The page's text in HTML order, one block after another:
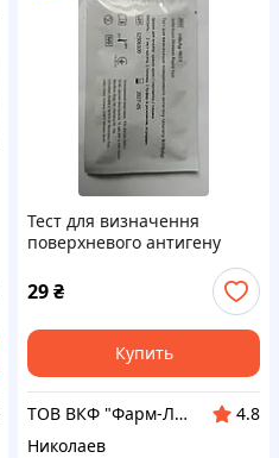
Тест для визначення
поверхневого антигену
29₴
Купить
ТОВ ВКФ "Фарм-Лайн"
4.8
Николаев